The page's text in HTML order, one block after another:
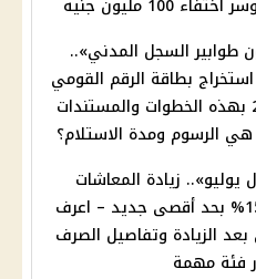
طوابير السجل المدني»..
استخراج بطاقة الرقم القومي
أون لاين 2025 بهذه الخطوات والمستندات
هي الرسوم ومدة الاستلام؟
يوليو».. زيادة المعاشات
2025 بنسبة 15% بحد أقصى جديد – اعرف
الزيادة وتفاصيل الصرف
فئة مهمة